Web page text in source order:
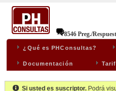
8546 Preg./
¿Qué es PHConsultas?
Documentación
Si usted es suscriptor. Podrá